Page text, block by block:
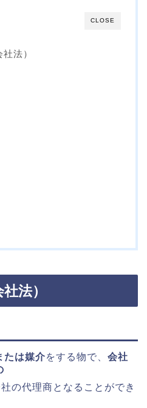
CLOSE
法）
法）
たは媒介をする物で、 会社
の代理商となることができ